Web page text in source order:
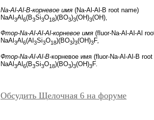
Na-Al-Al-B-корневое имя (Na-Al-Al-B root name)
NaAl3Al6(B3Si3O18)(BO3)3(OH)3(OH),
Фтор-Na-Al-Al-Al-корневое имя (fluor-Na-Al-Al-Al
NaAl 3Al 6(Al 3Si3O18)(BO3)3(OH)3F,
Фтор-Na-Al-Al-B-корневое имя (fluor-Na-Al-Al-B root
NaAl 3Al 6(B3Si3O18)(BO3)3(OH)3F.
Обсудить Щелочная 6 на форуме